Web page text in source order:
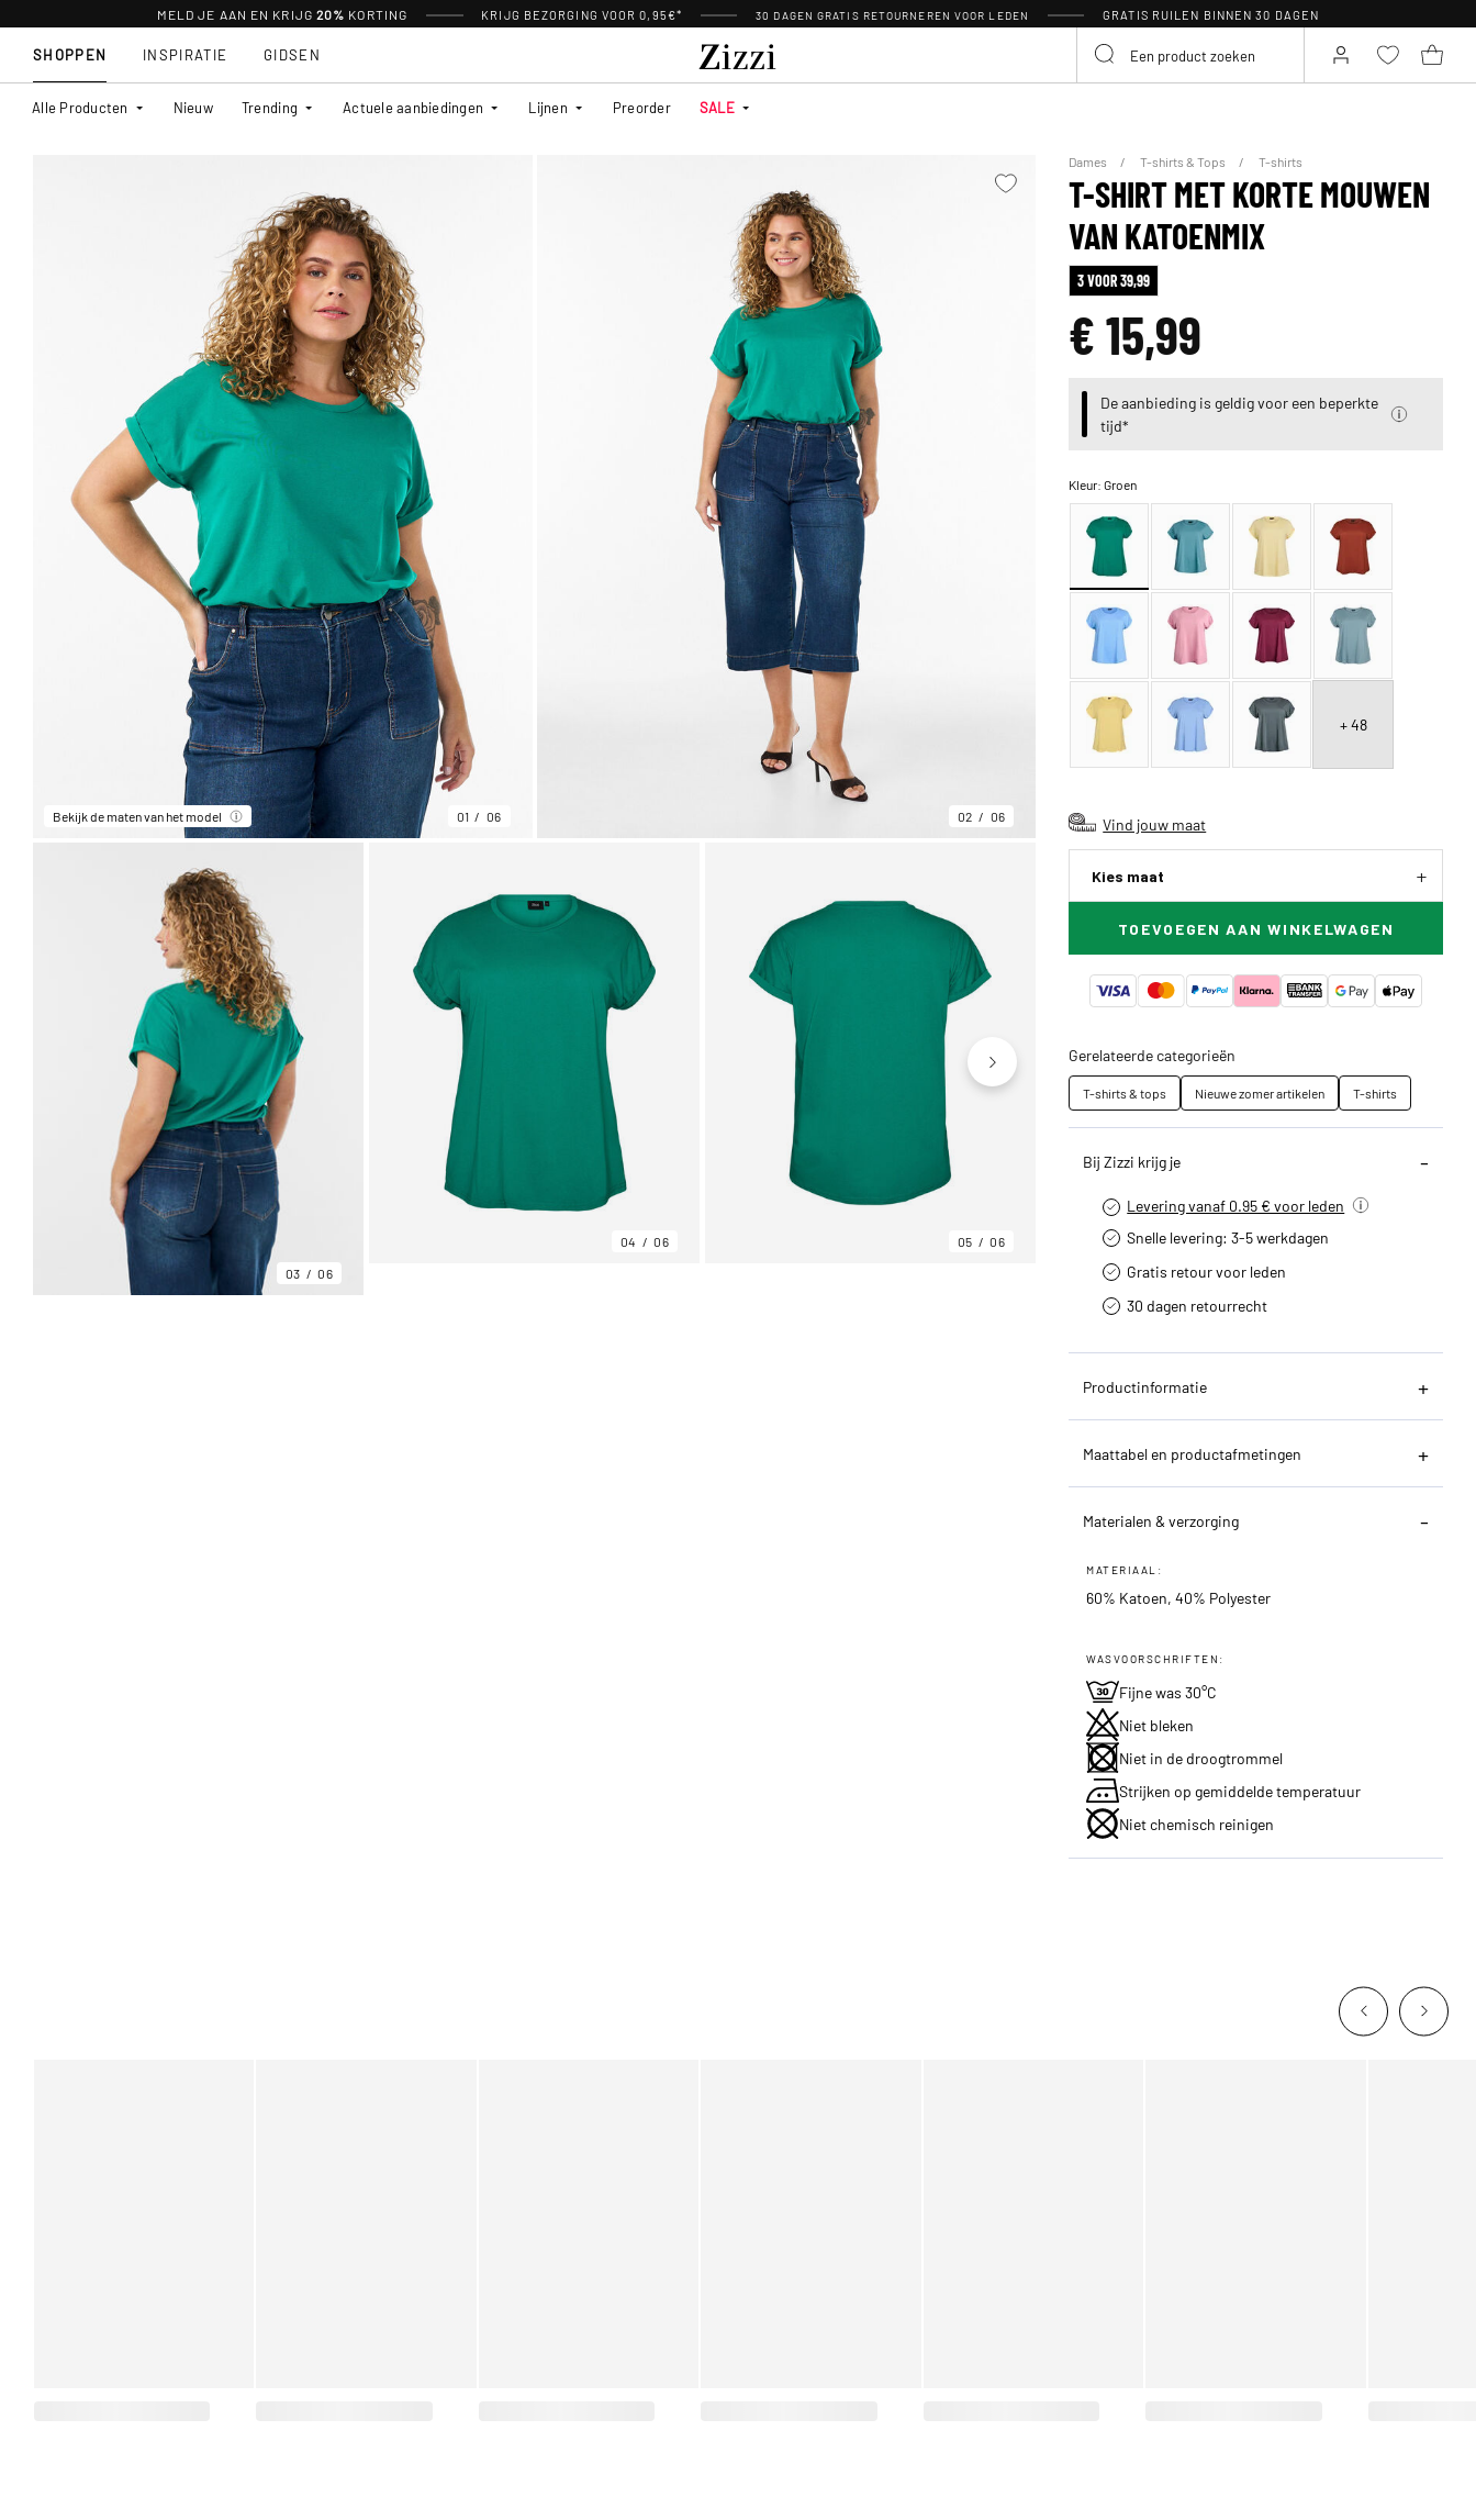
MELD JE AAN EN KRIJG 20% KORTING KRIJG BEZORGING VOOR 0,95€* 30 DAGEN GRATIS RETOURNEREN VOOR LEDEN GRATIS RUILEN BINNEN 30 DAGEN
SHOPPEN
Alle Producten Nieuw Trending Actuele aanbiedingen Lijnen Preorder SALE
INSPIRATIE GIDSEN
Bekijk de maten van het model 01 06 02 06
03 06
04 06 05 06 06 06
Dames T-shirts & Tops T-shirts
T-SHIRT MET KORTE MOUWEN
VAN KATOENMIX
3 VOOR 39,99
€ 15,99
De aanbieding is geldig voor een beperkte
tijd*
Kleur:Groen
+ 48
Vind jouw maat
Kies maat
TOEVOEGEN AAN WINKELWAGEN
Gerelateerde categorieën
T-shirts & tops Nieuwe zomer artikelen T-shirts
Bij Zizzi krijg je
Levering vanaf 0.95 € voor leden
Snelle levering: 3-5 werkdagen
Gratis retour voor leden
30 dagen retourrecht­
Productinformatie
Maattabel en productafmetingen
Materialen & verzorging
MATERIAAL:
60% Katoen, 40% Polyester
WASVOORSCHRIFTEN:
Fijne was 30°C
Niet bleken
Niet in de droogtrommel
Strijken op gemiddelde temperatuur
Niet chemisch reinigen